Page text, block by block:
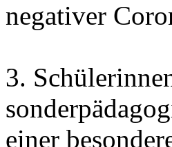
negativer
3.
einer